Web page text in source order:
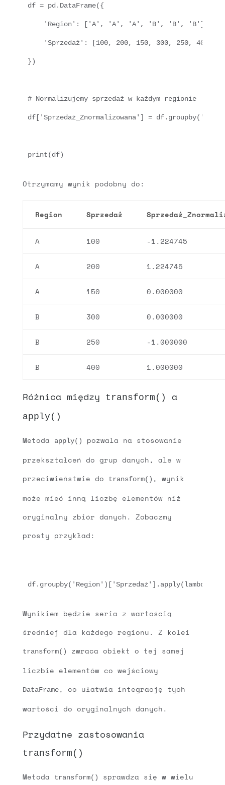
df = pd.DataFrame({
    'Region': ['A', 'A', 'A', 'B', 'B', 'B'],
    'Sprzedaż': [100, 200, 150, 300, 250, 400]
})
# Normalizujemy sprzedaż w każdym regionie
df['Sprzedaż_Znormalizowana'] =
Otrzymamy wynik podobny do:
Region Sprzedaż
A 100 -1.224745
A 200 1.224745
A 150 0.000000
B 300 0.000000
B 250 -1.000000
B 400 1.000000
Różnica między transform() a
apply()
Metoda apply()
pozwala na stosowanie
przekształceń do grup danych, ale w
przeciwieństwie do
transform() , wynik
może mieć inną liczbę elementów niż
oryginalny zbiór danych. Zobaczmy
prosty przykład:
Wynikiem będzie seria z wartością
średniej dla każdego regionu. Z kolei
transform()
zwraca obiekt o tej samej
liczbie elementów co wejściowy
DataFrame, co ułatwia integrację tych
wartości do oryginalnych danych.
Przydatne zastosowania
transform()
Metoda transform() sprawdza się w wielu